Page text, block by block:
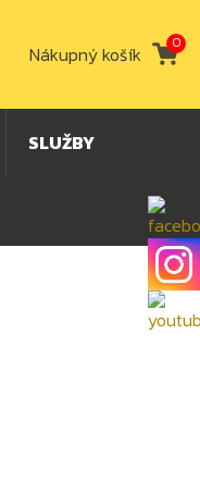
Nákupný košík 0
SLUŽBY